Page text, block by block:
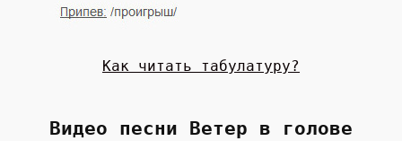
Как читать табулатуру?
Видео песни Ветер в голове